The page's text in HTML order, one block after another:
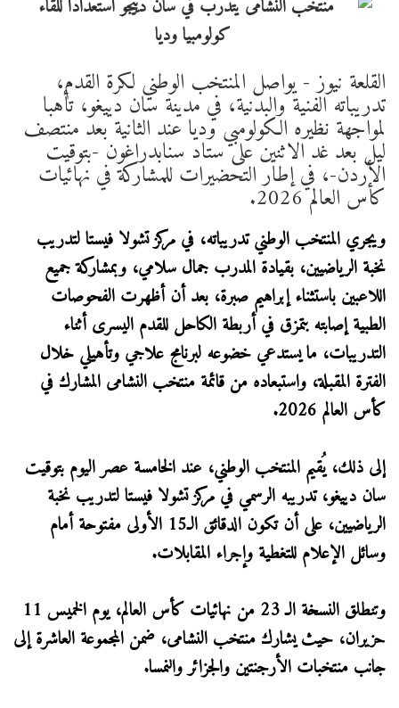
القلعة نيوز - يواصل المنتخب الوطني لكرة القدم،
تدريباته الفنية والبدنية، في مدينة سان دييغو، تأهبا
لمواجهة نظيره الكولومبي وديا عند الثانية بعد منتصف
ليل بعد غد الاثنين على ستاد سنابدراغون -بتوقيت
الأردن-، في إطار التحضيرات للمشاركة في نهائيات
كأس العالم 2026.
ويجري المنتخب الوطني تدريباته، في مركز تشولا فيستا لتدريب
نخبة الرياضيين، بقيادة المدرب جمال سلامي، وبمشاركة جميع
اللاعبين باستثناء إبراهيم صبرة، بعد أن أظهرت الفحوصات
الطبية إصابته بتمزق في أربطة الكاحل للقدم اليسرى أثناء
التدريبات، ما يستدعي خضوعه لبرنامج علاجي وتأهيلي خلال
الفترة المقبلة، واستبعاده من قائمة منتخب النشامى المشارك في
كأس العالم 2026.
إلى ذلك، يُقيم المنتخب الوطني، عند الخامسة عصر اليوم بتوقيت
سان دييغو، تدريبه الرسمي في مركز تشولا فيستا لتدريب نخبة
الرياضيين، على أن تكون الدقائق الـ15 الأولى مفتوحة أمام
وسائل الإعلام للتغطية وإجراء المقابلات.
وتنطلق النسخة الـ 23 من نهائيات كأس العالم، يوم الخميس 11
حزيران، حيث يشارك منتخب النشامى، ضمن المجموعة العاشرة إلى
جانب منتخبات الأرجنتين والجزائر والنمسا.